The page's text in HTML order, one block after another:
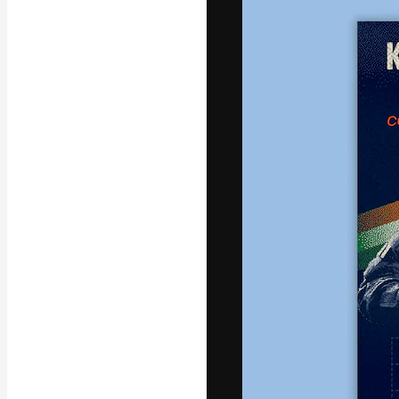
vos meilleurs
d’abonnés :
Français
Copyright ©